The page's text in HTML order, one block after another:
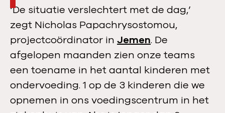
a
g
‘De situatie verslechtert met de dag,’
zegt Nicholas Papachrysostomou,
projectcoördinator in Jemen. De
afgelopen maanden zien onze teams
een toename in het aantal kinderen met
ondervoeding. 1 op de 3 kinderen die we
opnemen in ons voedingscentrum in het